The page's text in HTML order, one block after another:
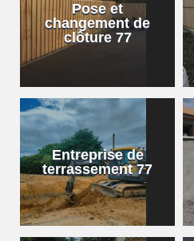
Pose et
changement de
clôture 77
Entreprise de
terrassement 77